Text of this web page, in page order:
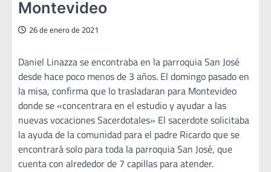
Montevideo
26 de enero de 2021
Daniel Linazza se encontraba en la parroquia San José
desde hace poco menos de 3 años. El domingo pasado en
la misa, confirma que lo trasladaran para Montevideo
donde se «concentrara en el estudio y ayudar a las
nuevas vocaciones Sacerdotales» El sacerdote solicitaba
la ayuda de la comunidad para el padre Ricardo que se
encontrará solo para toda la parroquia San José, que
cuenta con alrededor de 7 capillas para atender.